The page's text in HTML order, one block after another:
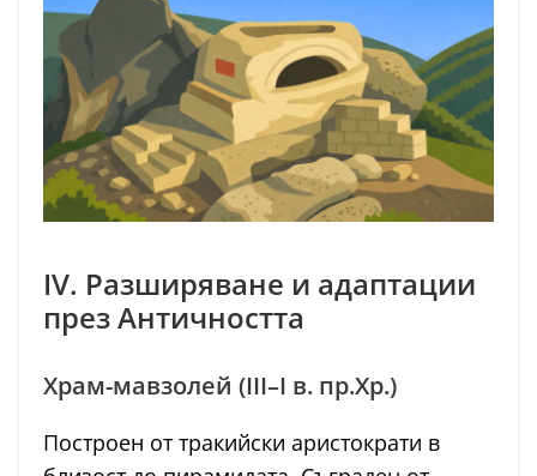
IV. Разширяване и адаптации
през Античността
Храм-мавзолей (III–I в. пр.Хр.)
Построен от тракийски аристократи в